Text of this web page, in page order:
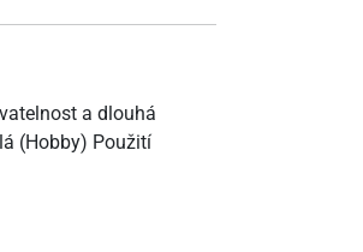
a dlouhá
(Hobby) Použití